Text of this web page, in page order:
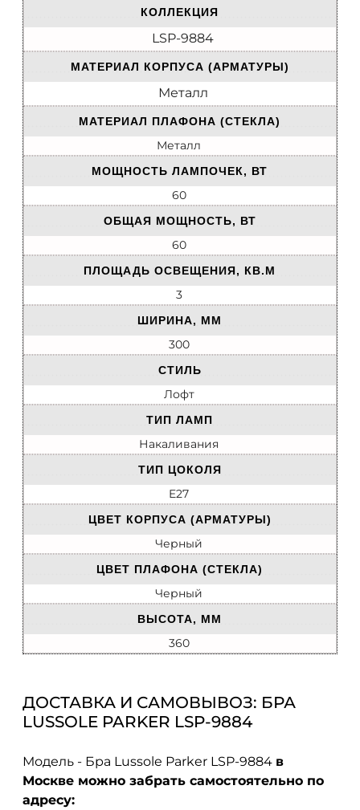
КОЛЛЕКЦИЯ
LSP-9884
МАТЕРИАЛ КОРПУСА (АРМАТУРЫ)
Металл
МАТЕРИАЛ ПЛАФОНА (СТЕКЛА)
Металл
МОЩНОСТЬ ЛАМПОЧЕК, ВТ
60
ОБЩАЯ МОЩНОСТЬ, ВТ
60
ПЛОЩАДЬ ОСВЕЩЕНИЯ, КВ.М
3
ШИРИНА, ММ
300
СТИЛЬ
Лофт
ТИП ЛАМП
Накаливания
ТИП ЦОКОЛЯ
E27
ЦВЕТ КОРПУСА (АРМАТУРЫ)
Черный
ЦВЕТ ПЛАФОНА (СТЕКЛА)
Черный
ВЫСОТА, ММ
360
ДОСТАВКА И САМОВЫВОЗ: БРА
LUSSOLE PARKER LSP-9884
Модель - Бра Lussole Parker LSP-9884 в
Москве можно забрать самостоятельно по
адресу: